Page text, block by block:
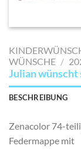
WÜNSCHE /
Julian
BESCHREIBUNG
Zenacolor 74-
Federmappe mit